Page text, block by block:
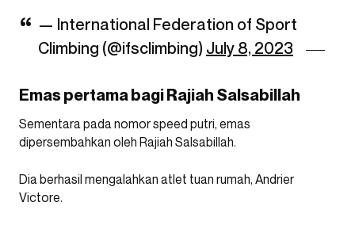
— International Federation of Sport
Climbing (@ifsclimbing) July 8, 2023
Emas pertama bagi Rajiah Salsabillah
Sementara pada nomor speed putri, emas
dipersembahkan oleh Rajiah Salsabillah.
Dia berhasil mengalahkan atlet tuan rumah, Andrier
Victore.